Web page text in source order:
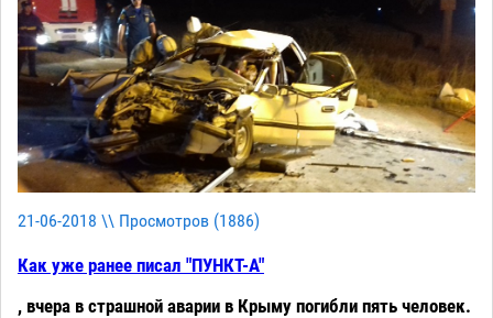
21-06-2018 \\ Просмотров (1886)
Как уже ранее писал "ПУНКТ-А"
, вчера в страшной аварии в Крыму погибли пять человек.